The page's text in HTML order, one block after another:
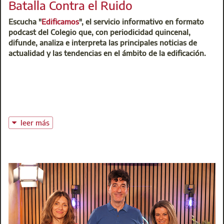
Batalla Contra el Ruido
Escucha "Edificamos", el servicio informativo en formato
podcast del Colegio que, con periodicidad quincenal,
difunde, analiza e interpreta las principales noticias de
actualidad y las tendencias en el ámbito de la edificación.
con la participación de Nacho Ramón, responsable Técnico
Acústica en BMI España. El exceso de ruido es un factor de
riesgo para la salud y la contaminación acústica una
realidad preocupante sobre todo en entornos urbanos.
Afortunadamente, hay soluciones que mitigan y hasta
eliminan el problema del ruido en los espacios habitados.
leer más